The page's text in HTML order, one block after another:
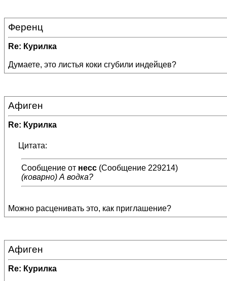
Ференц
Re: Курилка
Думаете, это листья коки сгубили индейцев?
Афиген
Re: Курилка
Цитата:
Сообщение от несс (Сообщение 229214)
(коварно) А водка?
Можно расценивать это, как приглашение?
Афиген
Re: Курилка